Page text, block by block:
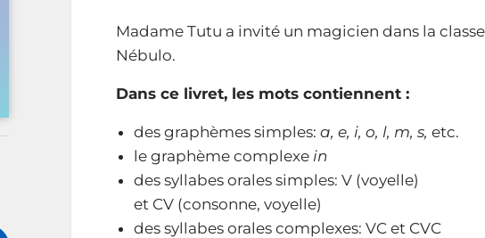
Madame Tutu a invité un magicien dans la
Nébulo.
Dans ce livret, les mots contiennent :
des graphèmes simples: a, e, i, o, l, m, s, etc.
le graphème complexe in
des syllabes orales simples: V (voyelle)
et CV (consonne, voyelle)
des syllabes orales complexes: VC et CVC